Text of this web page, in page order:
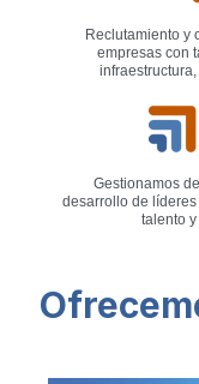
Reclutamiento y
empresas con
Gestionamos
desarrollo de líderes
talento